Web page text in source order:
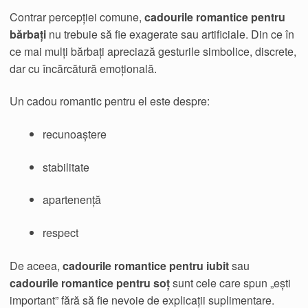
Contrar percepției comune, cadourile romantice pentru
bărbați nu trebuie să fie exagerate sau artificiale. Din ce în
ce mai mulți bărbați apreciază gesturile simbolice, discrete,
dar cu încărcătură emoțională.
Un cadou romantic pentru el este despre:
recunoaștere
stabilitate
apartenență
respect
De aceea, cadourile romantice pentru iubitsau
cadourile romantice pentru soțsunt cele care spun „ești
important” fără să fie nevoie de explicații suplimentare.